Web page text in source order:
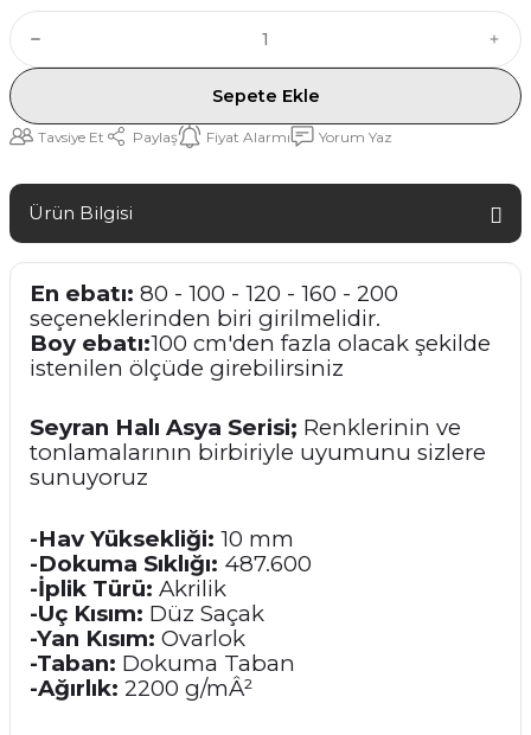
Sepete Ekle
Tavsiye Et Paylaş Fiyat Alarmı Yorum Yaz
Ürün Bilgisi
En ebatı: 80 - 100 - 120 - 160 - 200
seçeneklerinden biri girilmelidir.
Boy ebatı:100 cm'den fazla olacak şekilde
istenilen ölçüde girebilirsiniz
Seyran Halı Asya Serisi; Renklerinin ve
tonlamalarının birbiriyle uyumunu sizlere
sunuyoruz
-Hav Yüksekliği: 10 mm
-Dokuma Sıklığı: 487.600
-İplik Türü: Akrilik
-Uç Kısım: Düz Saçak
-Yan Kısım: Ovarlok
-Taban: Dokuma Taban
-Ağırlık: 2200 g/mÂ²